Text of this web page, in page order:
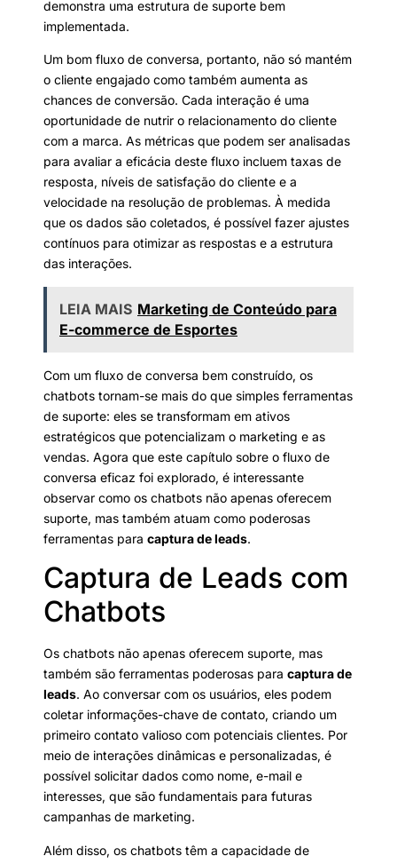
demonstra uma estrutura de suporte bem
implementada.
Um bom fluxo de conversa, portanto, não só mantém
o cliente engajado como também aumenta as
chances de conversão. Cada interação é uma
oportunidade de nutrir o relacionamento do cliente
com a marca. As métricas que podem ser analisadas
para avaliar a eficácia deste fluxo incluem taxas de
resposta, níveis de satisfação do cliente e a
velocidade na resolução de problemas. À medida
que os dados são coletados, é possível fazer ajustes
contínuos para otimizar as respostas e a estrutura
das interações.
LEIA MAIS Marketing de Conteúdo para
E-commerce de Esportes
Com um fluxo de conversa bem construído, os
chatbots tornam-se mais do que simples ferramentas
de suporte: eles se transformam em ativos
estratégicos que potencializam o marketing e as
vendas. Agora que este capítulo sobre o fluxo de
conversa eficaz foi explorado, é interessante
observar como os chatbots não apenas oferecem
suporte, mas também atuam como poderosas
ferramentas para captura de leads.
Captura de Leads com
Chatbots
Os chatbots não apenas oferecem suporte, mas
também são ferramentas poderosas para captura de
leads. Ao conversar com os usuários, eles podem
coletar informações-chave de contato, criando um
primeiro contato valioso com potenciais clientes. Por
meio de interações dinâmicas e personalizadas, é
possível solicitar dados como nome, e-mail e
interesses, que são fundamentais para futuras
campanhas de marketing.
Além disso, os chatbots têm a capacidade de